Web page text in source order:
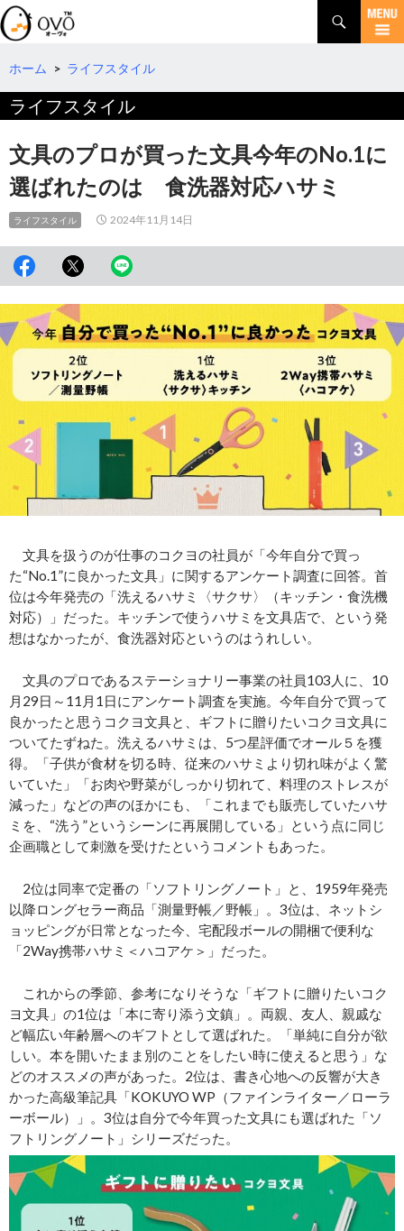
検
索
コ
テ
ツ
へ
動
ホーム > ライフスタイル
ライフスタイル
文具のプロが買った文具今年のNo.1に
選ばれたのは 食洗器対応ハサミ
ライフスタイル 2024年11月14日
文具を扱うのが仕事のコクヨの社員が「今年自分で買っ
た“No.1”に良かった文具」に関するアンケート調査に回答。首
位は今年発売の「洗えるハサミ〈サクサ〉（キッチン・食洗機
対応）」だった。キッチンで使うハサミを文具店で、という発
想はなかったが、食洗器対応というのはうれしい。
文具のプロであるステーショナリー事業の社員103人に、10
月29日～11月1日にアンケート調査を実施。今年自分で買って
良かったと思うコクヨ文具と、ギフトに贈りたいコクヨ文具に
ついてたずねた。洗えるハサミは、5つ星評価でオール５を獲
得。「子供が食材を切る時、従来のハサミより切れ味がよく驚
いていた」「お肉や野菜がしっかり切れて、料理のストレスが
減った」などの声のほかにも、「これまでも販売していたハサ
ミを、“洗う”というシーンに再展開している」という点に同じ
企画職として刺激を受けたというコメントもあった。
2位は同率で定番の「ソフトリングノート」と、1959年発売
以降ロングセラー商品「測量野帳／野帳」。3位は、ネットシ
ョッピングが日常となった今、宅配段ボールの開梱で便利な
「2Way携帯ハサミ＜ハコアケ＞」だった。
これからの季節、参考になりそうな「ギフトに贈りたいコク
ヨ文具」の1位は「本に寄り添う文鎮」。両親、友人、親戚な
ど幅広い年齢層へのギフトとして選ばれた。「単純に自分が欲
しい。本を開いたまま別のことをしたい時に使えると思う」な
どのオススメの声があった。2位は、書き心地への反響が大き
かった高級筆記具「KOKUYO WP（ファインライター／ローラ
ーボール）」。3位は自分で今年買った文具にも選ばれた「ソ
フトリングノート」シリーズだった。